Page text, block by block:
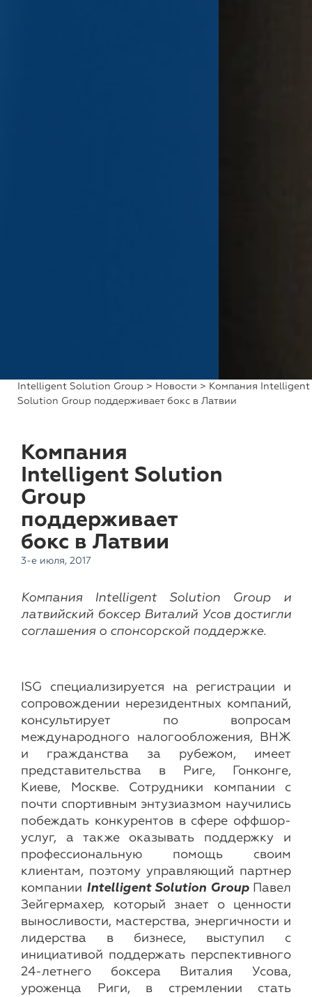
Intelligent Solution Group > Новости > Компания Intelligent
Solution Group поддерживает бокс в Латвии
Компания
Intelligent Solution
Group
поддерживает
бокс в Латвии
3-е июля, 2017
Компания Intelligent Solution Group и
латвийский боксер Виталий Усов достигли
соглашения о спонсорской поддержке.
ISG специализируется на регистрации и
сопровождении нерезидентных компаний,
консультирует по вопросам
международного налогообложения, ВНЖ
и гражданства за рубежом, имеет
представительства в Риге, Гонконге,
Киеве, Москве. Сотрудники компании с
почти спортивным энтузиазмом научились
побеждать конкурентов в сфере оффшор-
услуг, а также оказывать поддержку и
профессиональную помощь своим
клиентам, поэтому управляющий партнер
компании Intelligent Solution GroupПавел
Зейгермахер, который знает о ценности
выносливости, мастерства, энергичности и
лидерства в бизнесе, выступил с
инициативой поддержать перспективного
24-летнего боксера Виталия Усова,
уроженца Риги, в стремлении стать